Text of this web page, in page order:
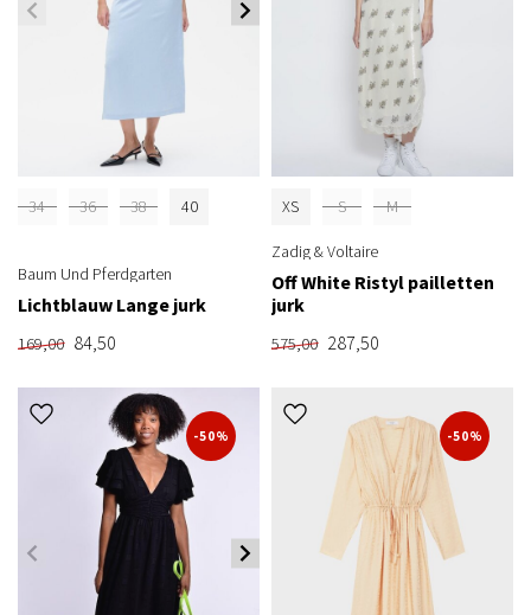
34 36 38 40
Baum Und Pferdgarten
Lichtblauw Lange jurk
169,00 84,50
XS S M
Zadig & Voltaire
Off White Ristyl pailletten
jurk
575,00 287,50
-50% -50%